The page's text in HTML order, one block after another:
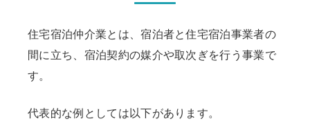
住宅宿泊仲介業とは、宿泊者と住宅宿泊事業者の
間に立ち、宿泊契約の媒介や取次ぎを行う事業で
す。
代表的な例としては以下があります。